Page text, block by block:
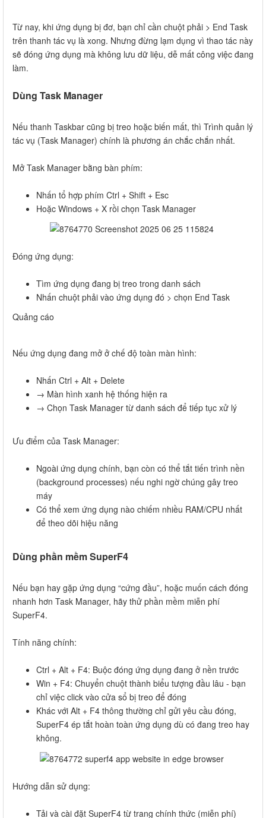
Từ nay, khi ứng dụng bị đơ, bạn chỉ cần chuột phải > End Task
trên thanh tác vụ là xong. Nhưng đừng lạm dụng vì thao tác này
sẽ đóng ứng dụng mà không lưu dữ liệu, dễ mất công việc đang
làm.
Dùng Task Manager
Nếu thanh Taskbar cũng bị treo hoặc biến mất, thì Trình quản lý
tác vụ (Task Manager) chính là phương án chắc chắn nhất.
Mở Task Manager bằng bàn phím:
Nhấn tổ hợp phím Ctrl + Shift + Esc
Hoặc Windows + X rồi chọn Task Manager
Đóng ứng dụng:
Tìm ứng dụng đang bị treo trong danh sách
Nhấn chuột phải vào ứng dụng đó > chọn End Task
Quảng cáo
Nếu ứng dụng đang mở ở chế độ toàn màn hình:
Nhấn Ctrl + Alt + Delete
→ Màn hình xanh hệ thống hiện ra
→ Chọn Task Manager từ danh sách để tiếp tục xử lý
Ưu điểm của Task Manager:
Ngoài ứng dụng chính, bạn còn có thể tắt tiến trình nền
(background processes) nếu nghi ngờ chúng gây treo
máy
Có thể xem ứng dụng nào chiếm nhiều RAM/CPU nhất
để theo dõi hiệu năng
Dùng phần mềm SuperF4
Nếu bạn hay gặp ứng dụng “cứng đầu”, hoặc muốn cách đóng
nhanh hơn Task Manager, hãy thử phần mềm miễn phí
SuperF4.
Tính năng chính:
Ctrl + Alt + F4: Buộc đóng ứng dụng đang ở nền trước
Win + F4: Chuyển chuột thành biểu tượng đầu lâu - bạn
chỉ việc click vào cửa sổ bị treo để đóng
Khác với Alt + F4 thông thường chỉ gửi yêu cầu đóng,
SuperF4 ép tắt hoàn toàn ứng dụng dù có đang treo hay
không.
Hướng dẫn sử dụng:
Tải và cài đặt SuperF4 từ trang chính thức (miễn phí)